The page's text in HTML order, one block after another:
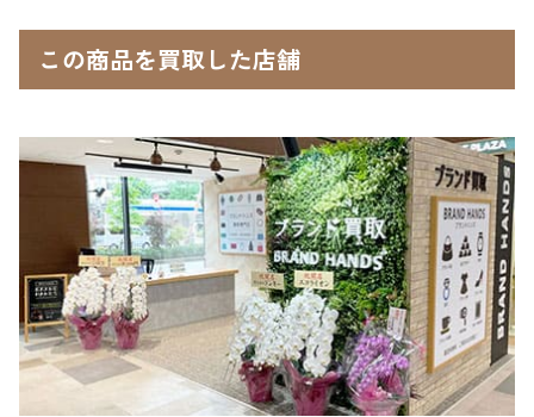
この商品を買取した店舗